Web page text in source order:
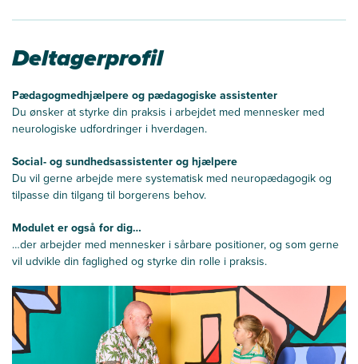
Deltagerprofil
Pædagogmedhjælpere og pædagogiske assistenter
Du ønsker at styrke din praksis i arbejdet med mennesker med
neurologiske udfordringer i hverdagen.
Social- og sundhedsassistenter og hjælpere
Du vil gerne arbejde mere systematisk med neuropædagogik og
tilpasse din tilgang til borgerens behov.
Modulet er også for dig…
…der arbejder med mennesker i sårbare positioner, og som gerne
vil udvikle din faglighed og styrke din rolle i praksis.